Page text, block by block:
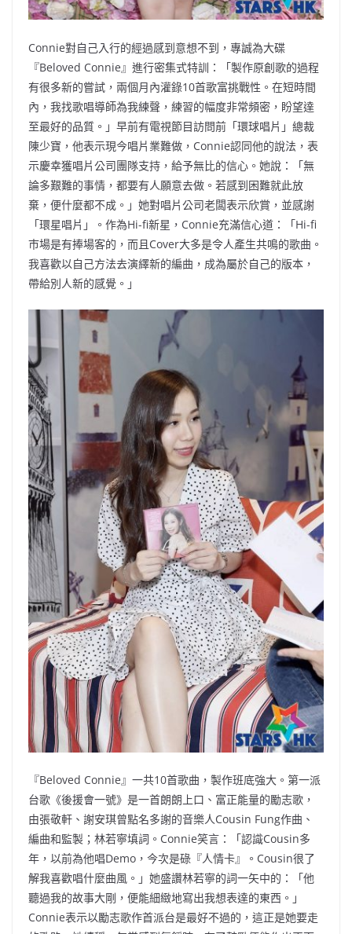
Connie對自己入行的經過感到意想不到，專誠為大碟
『Beloved Connie』進行密集式特訓：「製作原創歌的過程
有很多新的嘗試，兩個月內灌錄10首歌富挑戰性。在短時間
內，我找歌唱導師為我練聲，練習的幅度非常頻密，盼望達
至最好的品質。」早前有電視節目訪問前「環球唱片」總裁
陳少寶，他表示現今唱片業難做，Connie認同他的說法，表
示慶幸獲唱片公司團隊支持，給予無比的信心。她說：「無
論多艱難的事情，都要有人願意去做。若感到困難就此放
棄，便什麼都不成。」她對唱片公司老闆表示欣賞，並感謝
「環星唱片」。作為Hi-fi新星，Connie充滿信心道：「Hi-fi
巿場是有捧場客的，而且Cover大多是令人產生共鳴的歌曲。
我喜歡以自己方法去演繹新的編曲，成為屬於自己的版本，
帶給別人新的感覺。」
『Beloved Connie』一共10首歌曲，製作班底強大。第一派
台歌《後援會一號》是一首朗朗上口、富正能量的勵志歌，
由張敬軒、謝安琪曾點名多謝的音樂人Cousin Fung作曲、
編曲和監製；林若寧填詞。Connie笑言：「認識Cousin多
年，以前為他唱Demo，今次是碌『人情卡』。Cousin很了
解我喜歡唱什麼曲風。」她盛讚林若寧的詞一矢中的：「他
聽過我的故事大剛，便能細緻地寫出我想表達的東西。」
Connie表示以勵志歌作首派台是最好不過的，這正是她要走